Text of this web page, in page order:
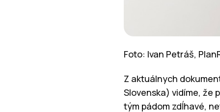
Foto: Ivan Petráš,
Z aktuálnych
Slovenska) vidíme, že
tým pádom zdĺhavé,